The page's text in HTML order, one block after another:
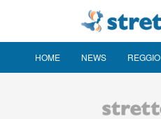
HOME NEWS REGGIO